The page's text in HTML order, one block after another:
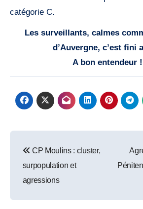
catégorie C.
Les surveillants, calmes
d’Auvergne, c’est fini
A bon entendeur
navigation
CP Moulins : cluster,
surpopulation et
agressions